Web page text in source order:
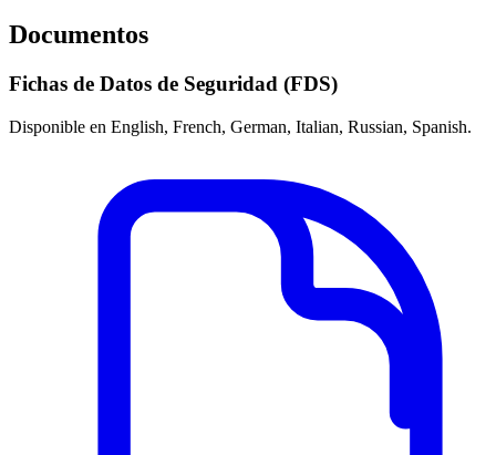
Documentos
Fichas de Datos de Seguridad (FDS)
Disponible en English, French, German, Italian, Russian, Spanish.